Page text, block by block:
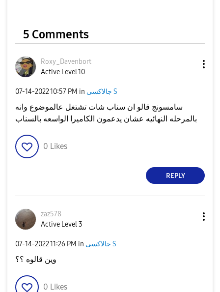
5 Comments
Roxy_Davenbort
Active Level 10
‎07-14-202210:57 PM in جالاكسى S
سامسونج قالو ان سناب شات تشتغل عالموضوع وانه
بالمرحله النهائيه عشان يدعمون الكاميرا الواسعه بالسناب
0 Likes
REPLY
zaz578
Active Level 3
‎07-14-202211:26 PM in جالاكسى S
وين قالوه ؟؟
0 Likes